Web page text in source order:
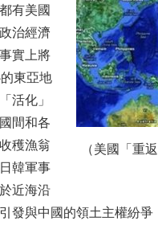
（美國「重
有美國
治經濟
實上將
東亞地
活化」
間和各
穫漁翁
韓軍事
近海沿
發與中國的領土主權紛